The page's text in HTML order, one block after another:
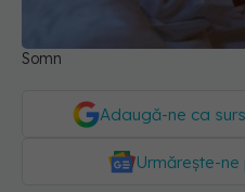
Somn
Adaugă-ne ca
Urmărește-